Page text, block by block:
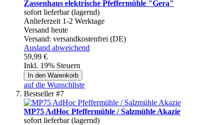
Zassenhaus elektrische Pfeffermühle "Gera"
sofort lieferbar (lagernd)
Anlieferzeit 1-2 Werktage
Versand heute
Versand: versandkostenfrei (DE)
Ausland abweichend
59,99 €
Inkl. 19% Steuern
In den Warenkorb
auf die Wunschliste
Bestseller #7
MP75 AdHoc Pfeffermühle / Salzmühle Akazie
sofort lieferbar (lagernd)